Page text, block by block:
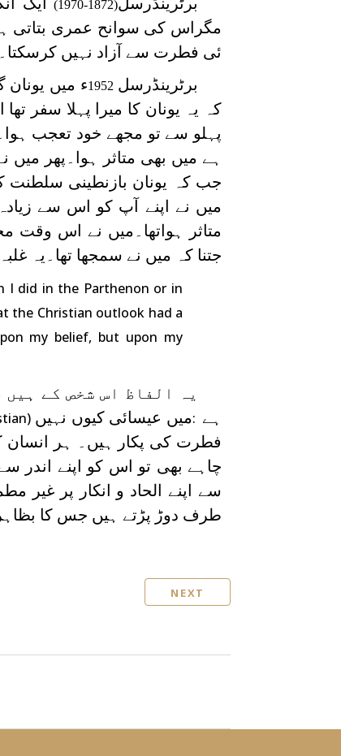
(1872-1970)
مگراس کی سوانح عمری بتاتی
ئی فطرت سے آزاد نہیں کرسکتا۔
برٹرینڈرسل 1952ء میں
کہ یہ یونان کا میرا پہلا سفر
پہلو سے تو مجھے خود تعجب
ہے میں بھی متاثر ہوا۔پھر
جب کہ یونان بازنطینی
میں نے اپنے آپ کو اس سے
متاثر ہواتھا۔میں نے اس
جتنا کہ میں نے سمجھا تھا۔یہ
I did in the Parthenon or in
the Christian outlook had a
my belief, but upon my
یہ الفاظ اس شخص کے
ہے :میں عیسائی کیوں نہیں
فطرت کی پکار ہیں۔ ہر انسان
چاہے بھی تو اس کو اپنے اندر
سے اپنے الحاد و انکار پر
طرف دوڑ پڑتے ہیں جس کا بظاہر
NEXT